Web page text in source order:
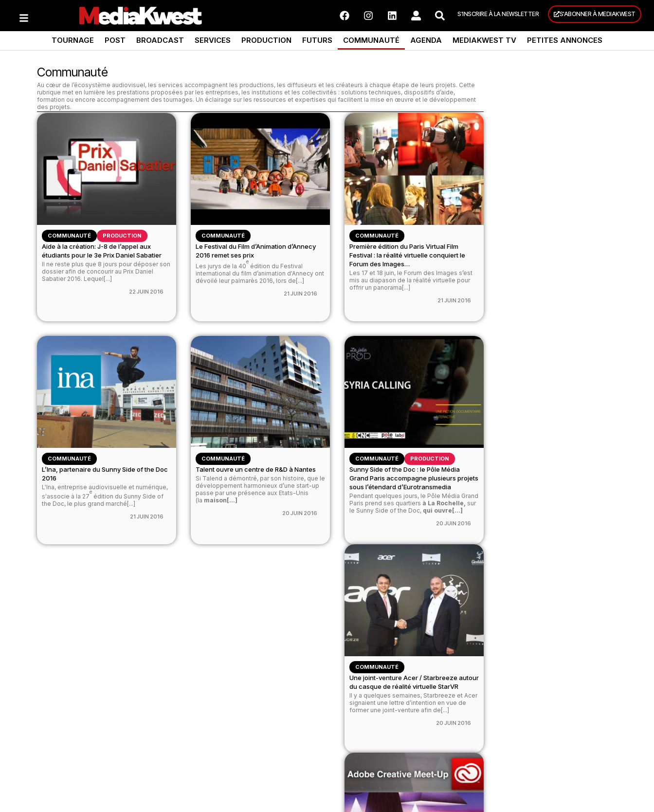
S'INSCRIRE À LA NEWSLETTER S'ABONNER À MEDIAKWEST
TOURNAGE POST BROADCAST SERVICES PRODUCTION FUTURS COMMUNAUTÉ AGENDA MEDIAKWEST TV PETITES ANNONCES
Communauté
Au cœur de l’écosystème audiovisuel, les services accompagnent les productions, les diffuseurs et les créateurs à chaque étape de leurs projets. Cette
rubrique met en lumière les prestations proposées par les entreprises, les institutions et les collectivités : solutions techniques, dispositifs d’aide,
formation ou encore accompagnement des tournages. Un éclairage sur les ressources et expertises qui facilitent la mise en œuvre et le développement
des projets.
COMMUNAUTÉ PRODUCTION
Aide à la création: J-8 de l’appel aux
étudiants pour le 3e Prix Daniel Sabatier
Il ne reste plus que 8 jours pour déposer son
dossier afin de concourir au Prix Daniel
Sabatier 2016. Lequel[...]
22 JUIN 2016
COMMUNAUTÉ
Le Festival du Film d’Animation d’Annecy
2016 remet ses prix
Les jurys de la 40
e
édition du Festival
international du film d’animation d'Annecy ont
dévoilé leur palmarès 2016, lors de[...]
21 JUIN 2016
COMMUNAUTÉ
Première édition du Paris Virtual Film
Festival : la réalité virtuelle conquiert le
Forum des Images…
Les 17 et 18 juin, le Forum des Images s’est
mis au diapason de la réalité virtuelle pour
offrir un panorama[...]
21 JUIN 2016
COMMUNAUTÉ
L’Ina, partenaire du Sunny Side of the Doc
2016
L'Ina, entreprise audiovisuelle et numérique,
s'associe à la 27
e
édition du Sunny Side of
the Doc, le plus grand marché[...]
21 JUIN 2016
COMMUNAUTÉ
Talent ouvre un centre de R&D à Nantes
Si Talend a démontré, par son histoire, que le
développement harmonieux d’une start-up
passe par une présence aux Etats-Unis
(la maison[...]
20 JUIN 2016
COMMUNAUTÉ PRODUCTION
Sunny Side of the Doc : le Pôle Média
Grand Paris accompagne plusieurs projets
sous l’étendard d’Eurotransmedia
Pendant quelques jours, le Pôle Média Grand
Paris prend ses quartiers à La Rochelle, sur
le Sunny Side of the Doc, qui ouvre[...]
20 JUIN 2016
COMMUNAUTÉ
Une joint-venture Acer / Starbreeze autour
du casque de réalité virtuelle StarVR
Il y a quelques semaines, Starbreeze et Acer
signaient une lettre d’intention en vue de
former une joint-venture afin de[...]
20 JUIN 2016